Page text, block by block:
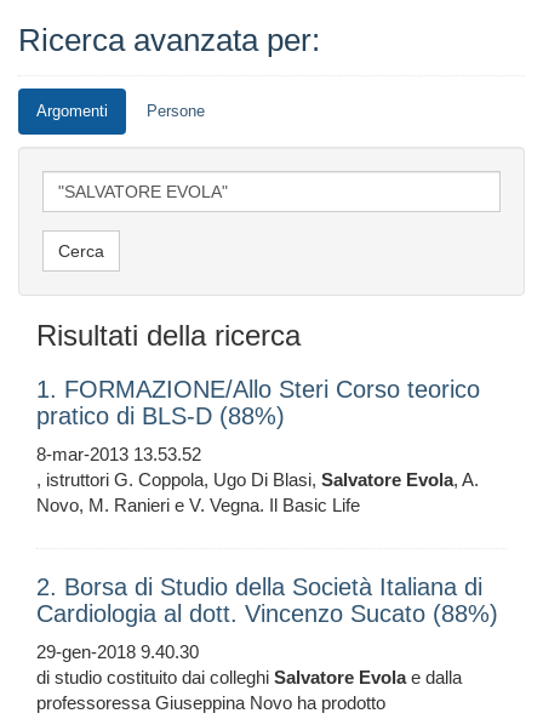
Ricerca avanzata per:
Argomenti Persone
Risultati della ricerca
1. FORMAZIONE/Allo Steri Corso teorico
pratico di BLS-D (88%)
8-mar-2013 13.53.52
, istruttori G. Coppola, Ugo Di Blasi, Salvatore Evola, A.
Novo, M. Ranieri e V. Vegna. Il Basic Life
2. Borsa di Studio della Società Italiana di
Cardiologia al dott. Vincenzo Sucato (88%)
29-gen-2018 9.40.30
di studio costituito dai colleghi Salvatore Evolae dalla
professoressa Giuseppina Novo ha prodotto